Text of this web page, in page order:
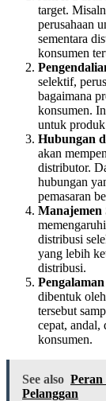
target.
perusahaan
sementara
konsumen
selektif,
bagaimana
konsumen.
untuk
Hubungan
akan
distributor.
hubungan
pemasaran
Manajemen
distribusi
yang lebih
distribusi.
dibentuk
tersebut
cepat, andal,
konsumen.
See also
Pelanggan